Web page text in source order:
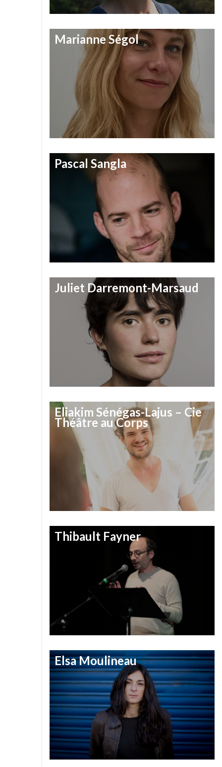
Marianne Ségol
Pascal Sangla
Juliet Darremont-Marsaud
Eliakim Sénégas-Lajus – Cie
Théâtre au Corps
Thibault Fayner
Elsa Moulineau